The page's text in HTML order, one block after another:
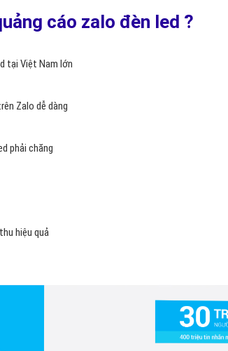
cáo zalo đèn led ?
tại Việt Nam lớn
Zalo dễ dàng
phải chăng
hiệu quả